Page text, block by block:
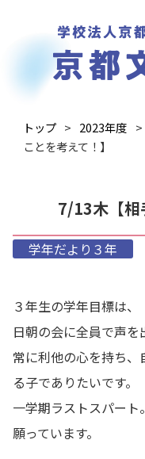
トップ 2023年度
ことを考えて！】
7/13木【相
学年だより３年
３年生の学年目標は
日朝の会に全員で声を
常に利他の心を持ち
る子でありたいです。
一学期ラストスパー
願っています。